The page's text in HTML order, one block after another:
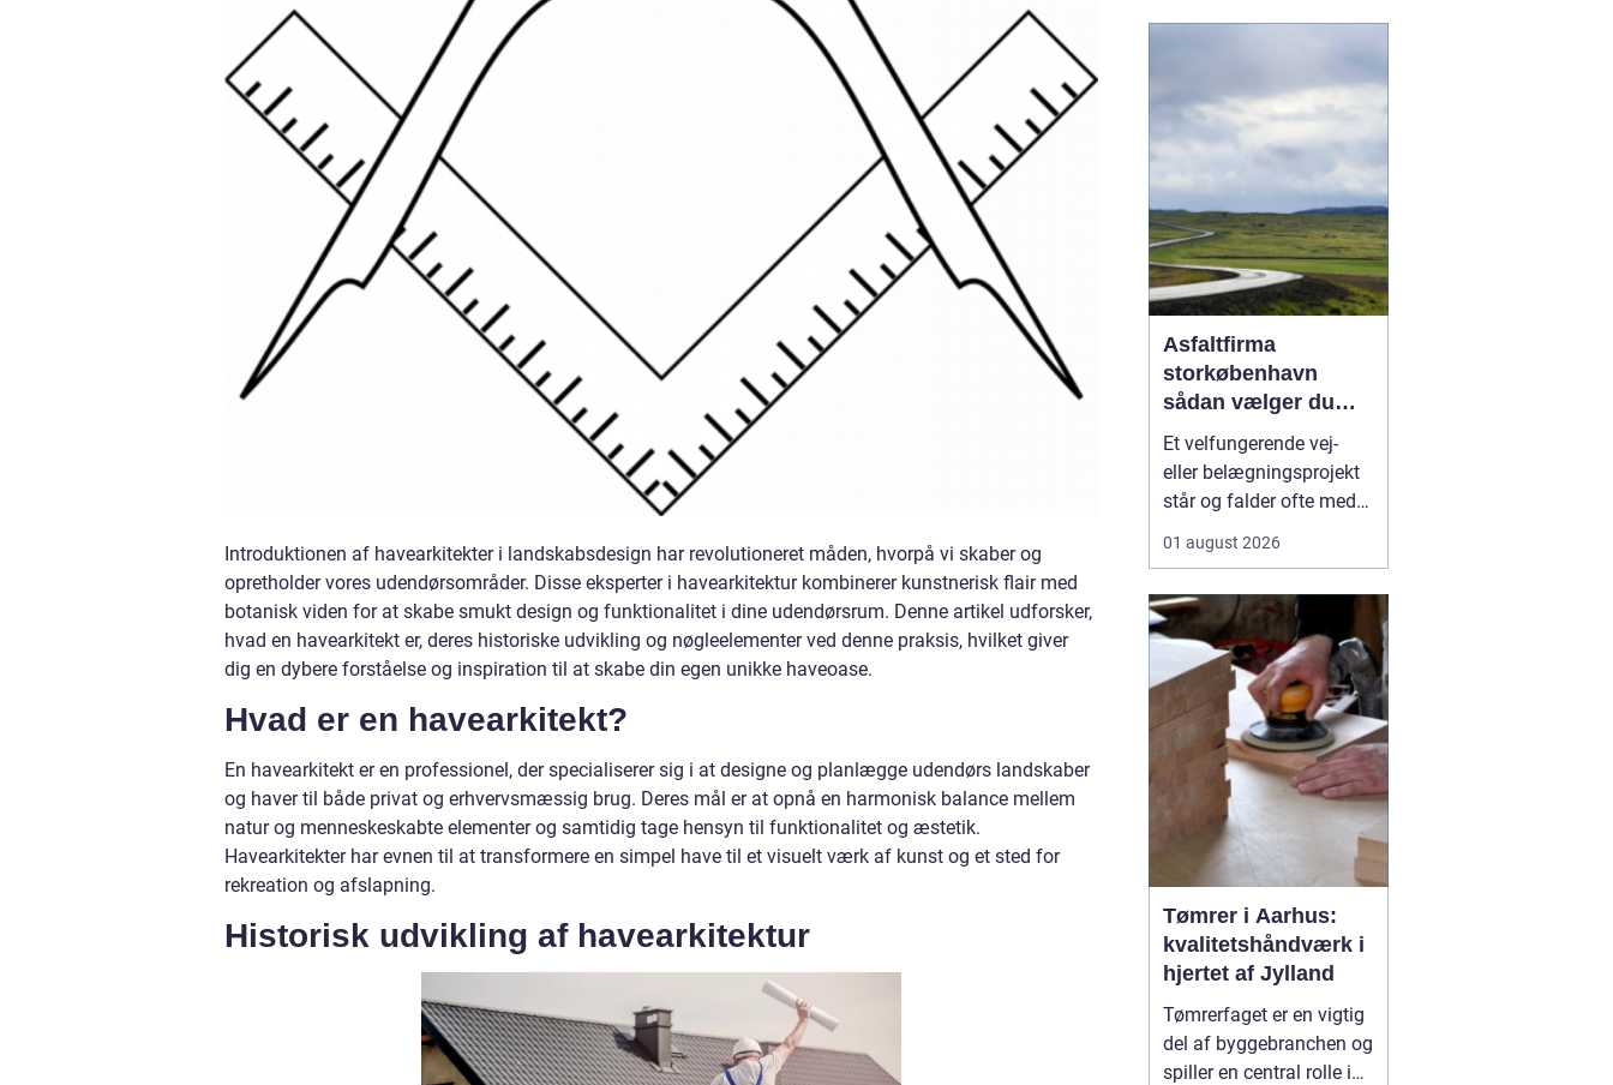
Introduktionen af havearkitekter i landskabsdesign har revolutioneret måden, hvorpå vi skaber og
opretholder vores udendørsområder. Disse eksperter i havearkitektur kombinerer kunstnerisk flair med
botanisk viden for at skabe smukt design og funktionalitet i dine udendørsrum. Denne artikel udforsker,
hvad en havearkitekt er, deres historiske udvikling og nøgleelementer ved denne praksis, hvilket giver
dig en dybere forståelse og inspiration til at skabe din egen unikke haveoase.
Hvad er en havearkitekt?
En havearkitekt er en professionel, der specialiserer sig i at designe og planlægge udendørs landskaber
og haver til både privat og erhvervsmæssig brug. Deres mål er at opnå en harmonisk balance mellem
natur og menneskeskabte elementer og samtidig tage hensyn til funktionalitet og æstetik.
Havearkitekter har evnen til at transformere en simpel have til et visuelt værk af kunst og et sted for
rekreation og afslapning.
Historisk udvikling af havearkitektur
løsning der holder i
mange år. Valg af tømrer
roskild...
Asfaltfirma
storkøbenhavn
sådan vælger du
den rette
samarbejdspartner
Et velfungerende vej-
eller belægningsprojekt
står og falder ofte med
Storkøbenhavn er
er tæt, tidsplanerne
stramme, og pladsen på
byggepladserne er ofte
begrænset. Derfor har
entreprenører,
virksomhed...
01 august 2026
Tømrer i Aarhus:
kvalitetshåndværk i
hjertet af Jylland
Tømrerfaget er en vigtig
del af byggebranchen og
spiller en central rolle i